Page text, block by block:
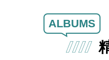
ALBUMS